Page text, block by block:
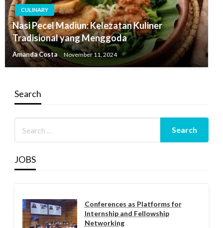
CULINARY
Nasi Pecel Madiun: Kelezatan Kuliner
Tradisional yang Menggoda
Amanda Costa November 11, 2024
Search
JOBS
Conferences as Platforms for
Internship and Fellowship
Networking